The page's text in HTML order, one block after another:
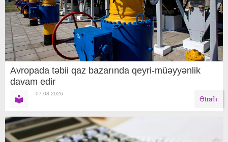
Avropada təbii qaz bazarında qeyri-müəyyənlik
davam edir
07.08.2026
Ətraflı